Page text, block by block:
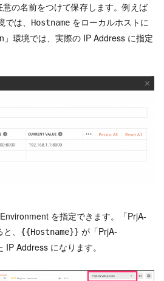
の名前をつけて保存します。例えば
は、
Hostname をローカルホストに
環境では、実際の IP Address に指定
を指定できます。「PrjA-
、
{{Hostname}} が「PrjA-
Address になります。